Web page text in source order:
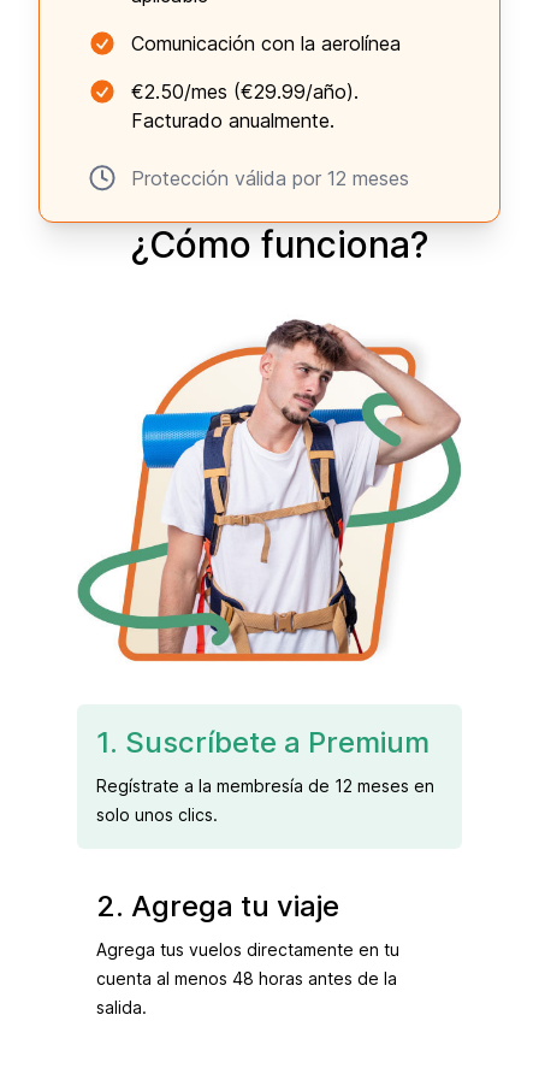
Comunicación con la aerolínea
€2.50/mes (€29.99/año).
Facturado anualmente.
Protección válida por 12 meses
¿Cómo funciona?
1. Suscríbete a Premium
Regístrate a la membresía de 12 meses en
solo unos clics.
2. Agrega tu viaje
Agrega tus vuelos directamente en tu
cuenta al menos 48 horas antes de la
salida.